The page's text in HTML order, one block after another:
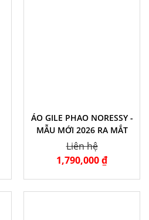
ÁO GILE PHAO NORESSY -
MẪU MỚI 2026 RA MẮT
Liên hệ
1,790,000 ₫